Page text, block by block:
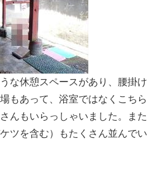
な休憩スペースがあり、腰掛け
もあって、浴室ではなくこちら
んもいらっしゃいました。また
ツを含む）もたくさん並んでい